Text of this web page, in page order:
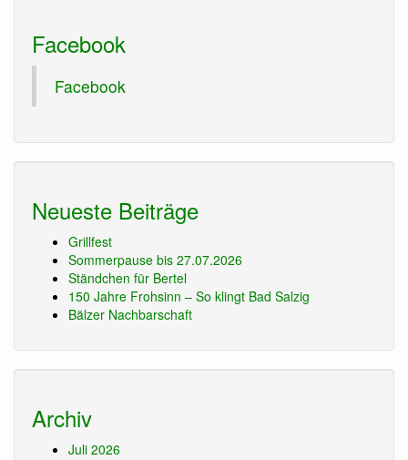
Facebook
Facebook
Neueste Beiträge
Grillfest
Sommerpause bis 27.07.2026
Ständchen für Bertel
150 Jahre Frohsinn – So klingt Bad Salzig
Bälzer Nachbarschaft
Archiv
Juli 2026